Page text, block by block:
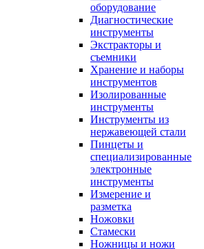
оборудование
Диагностические
инструменты
Экстракторы и
съемники
Хранение и наборы
инструментов
Изолированные
инструменты
Инструменты из
нержавеющей стали
Пинцеты и
специализированные
электронные
инструменты
Измерение и
разметка
Ножовки
Стамески
Ножницы и ножи